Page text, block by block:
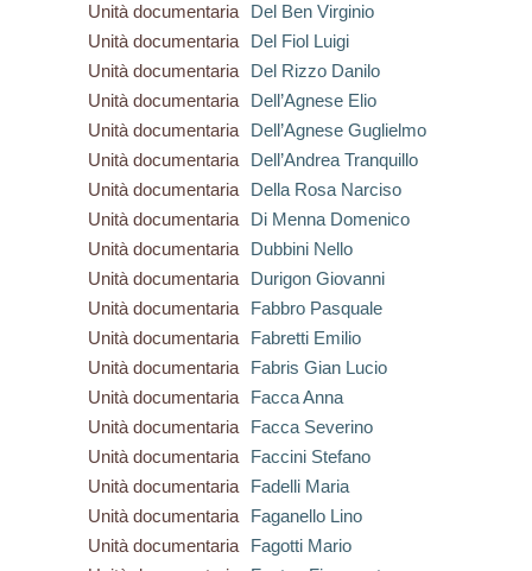
Unità documentaria
Del Ben Virginio
Unità documentaria
Del Fiol Luigi
Unità documentaria
Del Rizzo Danilo
Unità documentaria
Dell’Agnese Elio
Unità documentaria
Dell’Agnese Guglielmo
Unità documentaria
Dell’Andrea Tranquillo
Unità documentaria
Della Rosa Narciso
Unità documentaria
Di Menna Domenico
Unità documentaria
Dubbini Nello
Unità documentaria
Durigon Giovanni
Unità documentaria
Fabbro Pasquale
Unità documentaria
Fabretti Emilio
Unità documentaria
Fabris Gian Lucio
Unità documentaria
Facca Anna
Unità documentaria
Facca Severino
Unità documentaria
Faccini Stefano
Unità documentaria
Fadelli Maria
Unità documentaria
Faganello Lino
Unità documentaria
Fagotti Mario